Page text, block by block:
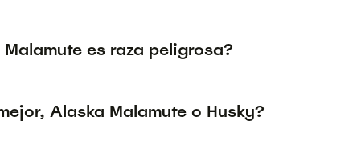
es raza peligrosa?
Alaska Malamute o Husky?